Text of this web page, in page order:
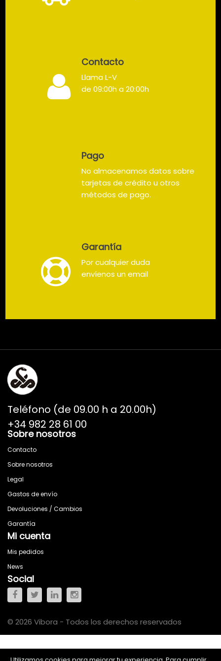
Contacto
Llama L-V
de 09:00h a 20:00h
Pago
No almacenamos datos sobre
tarjetas de crédito u otros
métodos de pago.
Garantía
Por cualquier duda
envíenos un email
Teléfono (de 09.00 h a 20.00h)
+34 982 28 61 00
Sobre nosotros
Contacto
Sobre nosotros
Legal
Gastos de envío
Devoluciones / Cambios
Garantía
Mi cuenta
Mis pedidos
News
Social
© 2026 Vibora - Todos los derechos reservados